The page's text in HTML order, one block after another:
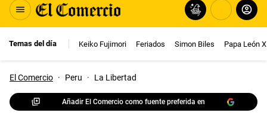
Temas del día Keiko Fujimori Feriados Simon Biles Papa León
El Comercio · Peru · La Libertad
Añadir El Comercio como fuente preferida en